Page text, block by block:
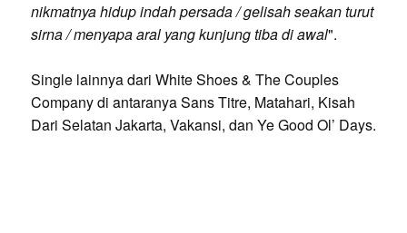
nikmatnya hidup indah persada / gelisah seakan turut
sirna / menyapa aral yang kunjung tiba di awal".
Single lainnya dari White Shoes & The Couples
Company di antaranya Sans Titre, Matahari, Kisah
Dari Selatan Jakarta, Vakansi, dan Ye Good Ol’ Days.